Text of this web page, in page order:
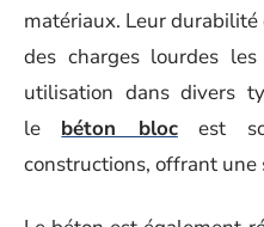
matériaux. Leur
des charges lourdes
utilisation dans divers
le béton blocest
constructions, offrant